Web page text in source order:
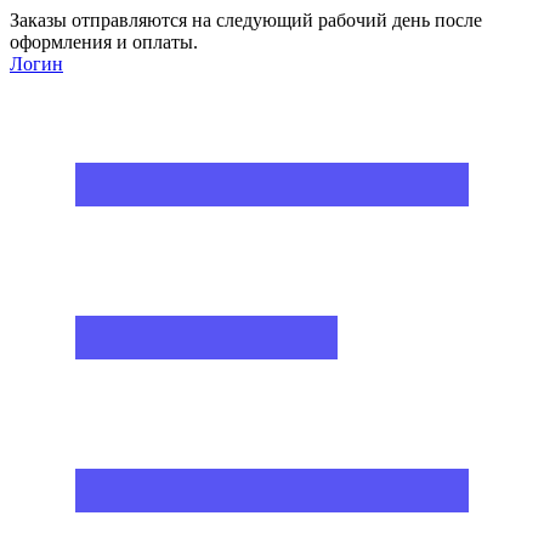
Заказы отправляются на следующий рабочий день после
оформления и оплаты.
Логин